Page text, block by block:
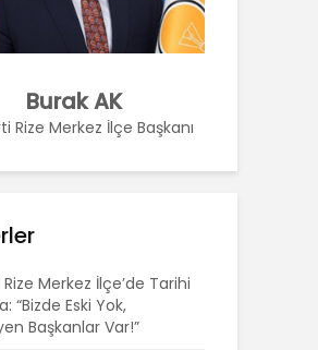
Burak AK
Rize Merkez İlçe Başkanı
Rize Merkez İlçe’de Tarihi
“Bizde Eski Yok,
Başkanlar Var!”